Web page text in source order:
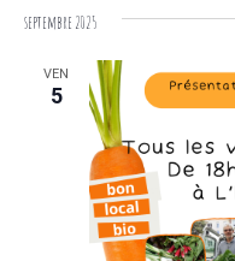
septembre 2025
VEN
5